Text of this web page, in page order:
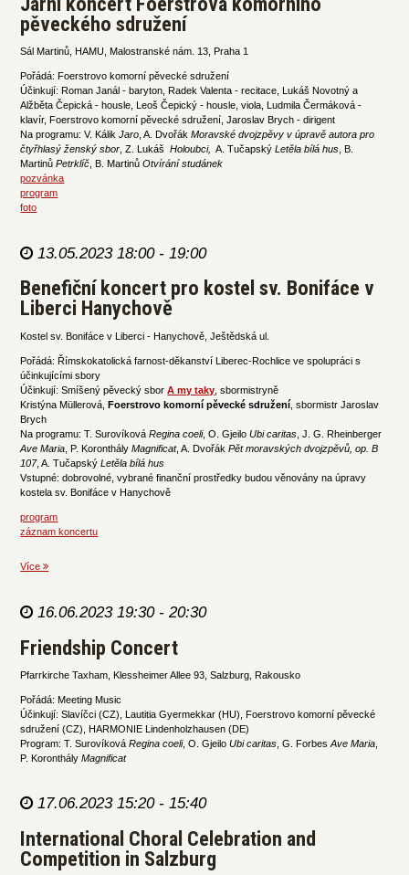
pěveckého sdružení
Sál Martinů, HAMU, Malostranské nám. 13, Praha 1
Pořádá: Foerstrovo komorní pěvecké sdružení
Účinkují: Roman Janál - baryton, Radek Valenta - recitace, Lukáš Novotný a
Alžběta Čepická - housle, Leoš Čepický - housle, viola, Ludmila Čermáková -
klavír, Foerstrovo komorní pěvecké sdružení, Jaroslav Brych - dirigent
Na programu: V. KálikJaro , A. DvořákMoravské dvojzpěvy v úpravě autora pro
čtyřhlasý ženský sbor , Z. LukášHoloubci, A. TučapskýLetěla bílá hus , B.
MartinůPetrklíč , B. MartinůOtvírání studánek
pozvánka
program
foto
13.05.2023 18:00 - 19:00
Benefiční koncert pro kostel sv. Bonifáce v
Liberci Hanychově
Kostel sv. Bonifáce v Liberci - Hanychově, Ještědská ul.
Pořádá: Římskokatolická farnost-děkanství Liberec-Rochlice ve spolupráci s
účinkujícími sbory
Účinkují: Smíšený pěvecký sborA my taky , sbormistryně
Kristýna Müllerová,Foerstrovo komorní pěvecké sdružení , sbormistr Jaroslav
Brych
Na programu: T. Surovíková Regina coeli, O. GjeiloUbi caritas , J. G. Rheinberger
Ave Maria , P. KoronthályMagnificat, A. DvořákPět moravských dvojzpěvů, op. B
107, A. TučapskýLetěla bílá hus
Vstupné: dobrovolné, vybrané finanční prostředky budou věnovány na úpravy
kostela sv. Bonifáce v Hanychově
program
záznam koncertu
Více
16.06.2023 19:30 - 20:30
Friendship Concert
Pfarrkirche Taxham, Klessheimer Allee 93, Salzburg, Rakousko
Pořádá: Meeting Music
Účinkují: Slavíčci (CZ), Lautitia Gyermekkar (HU), Foerstrovo komorní pěvecké
sdružení (CZ), HARMONIE Lindenholzhausen (DE)
Program: T. SurovíkováRegina coeli, O. GjeiloUbi caritas , G. Forbes Ave Maria
P. KoronthályMagnificat
17.06.2023 15:20 - 15:40
International Choral Celebration and
Competition in Salzburg